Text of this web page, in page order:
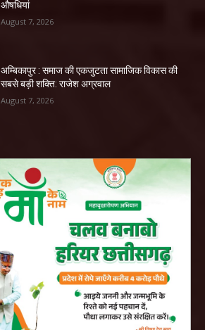
औषधियां
August 7, 2026
अम्बिकापुर : समाज की एकजुटता सामाजिक विकास की
सबसे बड़ी शक्ति: राजेश अग्रवाल
August 7, 2026